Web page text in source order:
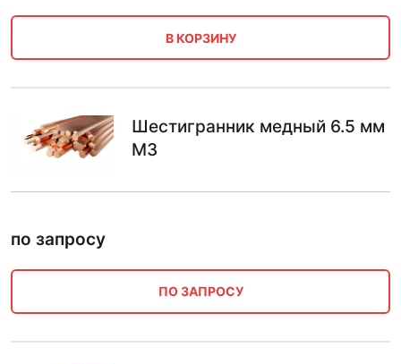
В КОРЗИНУ
Шестигранник медный 6.5 мм
М3
по запросу
ПО ЗАПРОСУ